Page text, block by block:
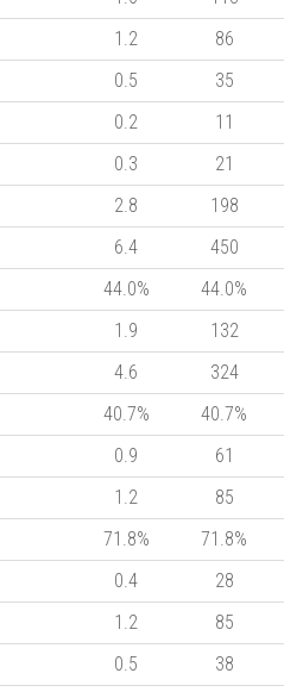
1.2
86
0.5
35
0.2
11
0.3
21
2.8
198
6.4
450
44.0%
44.0%
1.9
132
4.6
324
40.7%
40.7%
0.9
61
1.2
85
71.8%
71.8%
0.4
28
1.2
85
0.5
38